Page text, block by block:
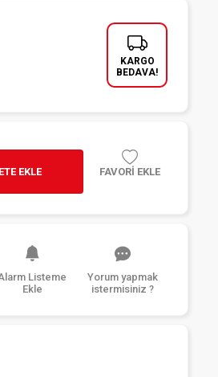
KARGO
BEDAVA!
EKLE FAVORİ EKLE
Listeme
Ekle
Yorum yapmak
istermisiniz ?